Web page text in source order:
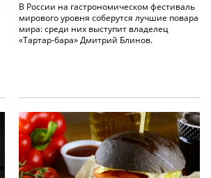
В России на гастрономическом фестиваль
мирового уровня соберутся лучшие повара
мира: среди них выступит владелец
«Тартар-бара» Дмитрий Блинов.